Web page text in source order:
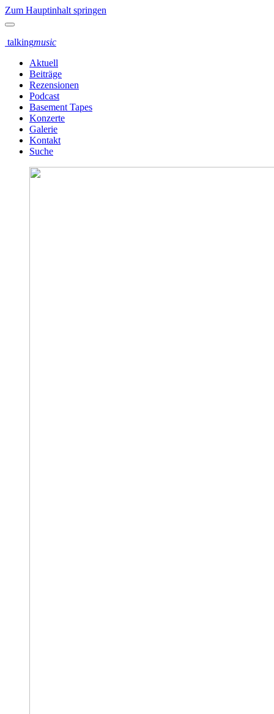
Zum Hauptinhalt springen
talkingmusic
Aktuell
Beiträge
Rezensionen
Podcast
Basement Tapes
Konzerte
Galerie
Kontakt
Suche